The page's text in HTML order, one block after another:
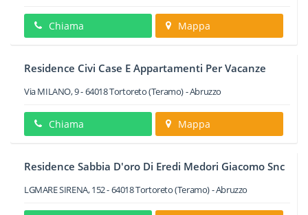
Chiama Mappa
Residence Civi Case E Appartamenti Per Vacanze
Via MILANO, 9-64018Tortoreto(Teramo) -Abruzzo
Chiama Mappa
Residence Sabbia D'oro Di Eredi Medori Giacomo Snc
LGMARE SIRENA, 152-64018Tortoreto(Teramo) -Abruzzo